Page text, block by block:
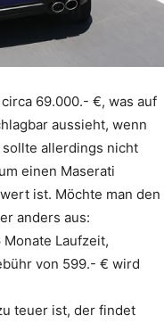
69.000.- €, was auf
aussieht, wenn
sollte allerdings nicht
einen Maserati
ist. Möchte man den
anders aus:
Laufzeit,
von 599.- € wird
teuer ist, der findet